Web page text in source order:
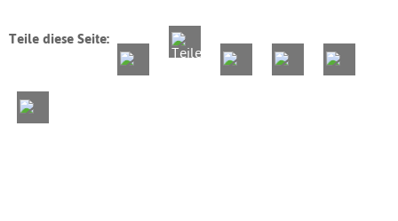
Teile diese Seite: